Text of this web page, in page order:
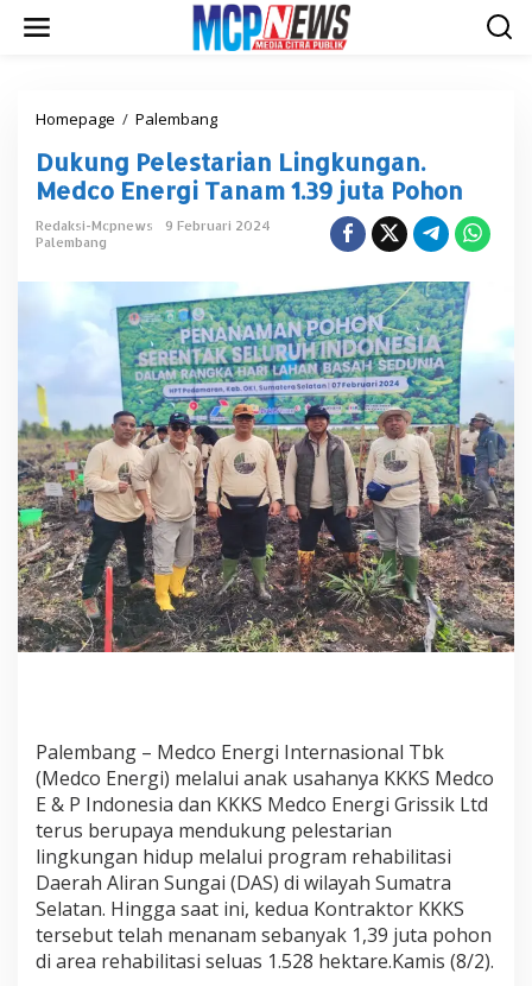
Homepage / Palembang
k
u
n
g
e
s
t
a
r
i
a
n
L
i
n
g
k
u
n
g
a
d
c
o
E
e
r
g
i
T
a
Dukung Pelestarian Lingkungan.
Medco Energi Tanam 1.39 juta Pohon
Redaksi-Mcpnews
9 Februari 2024
Palembang
Palembang – Medco Energi Internasional Tbk
(Medco Energi) melalui anak usahanya KKKS Medco
E & P Indonesia dan KKKS Medco Energi Grissik Ltd
terus berupaya mendukung pelestarian
lingkungan hidup melalui program rehabilitasi
Daerah Aliran Sungai (DAS) di wilayah Sumatra
Selatan. Hingga saat ini, kedua Kontraktor KKKS
tersebut telah menanam sebanyak 1,39 juta pohon
di area rehabilitasi seluas 1.528 hektare.Kamis (8/2).